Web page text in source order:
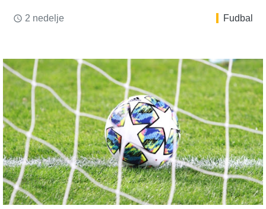
access_time 2 nedelje Fudbal